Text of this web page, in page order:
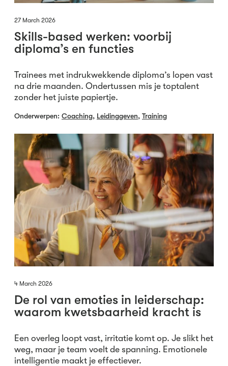
27 March 2026
Skills-based werken: voorbij
diploma’s en functies
Trainees met indrukwekkende diploma’s lopen vast
na drie maanden. Ondertussen mis je toptalent
zonder het juiste papiertje.
Onderwerpen: Coaching, Leidinggeven, Training
4 March 2026
De rol van emoties in leiderschap:
waarom kwetsbaarheid kracht is
Een overleg loopt vast, irritatie komt op. Je slikt het
weg, maar je team voelt de spanning. Emotionele
intelligentie maakt je effectiever.